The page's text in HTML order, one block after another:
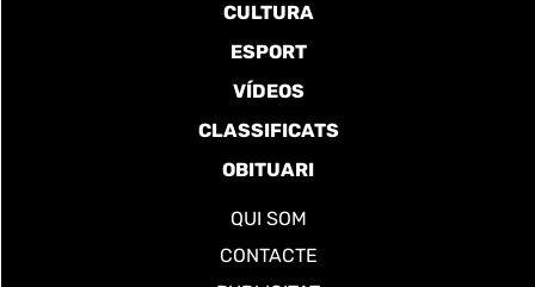
CULTURA
ESPORT
VÍDEOS
CLASSIFICATS
OBITUARI
QUI SOM
CONTACTE